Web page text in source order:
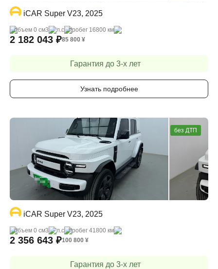
iCAR Super V23, 2025
объем 0 cм3 - л.с пробег 16800 км
2 182 043 ₽85 800 ¥
Гарантия до 3-х лет
Узнать подробнее
без ДТП
iCAR Super V23, 2025
объем 0 cм3 - л.с пробег 41800 км
2 356 643 ₽100 800 ¥
Гарантия до 3-х лет